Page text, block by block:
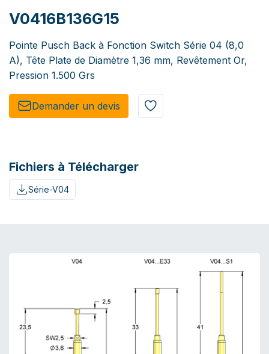
V0416B136G15
Pointe Pusch Back à Fonction Switch Série 04 (8,0
A), Tête Plate de Diamètre 1,36 mm, Revêtement Or,
Pression 1.500 Grs
Demander un de​​vis​​
Fichiers à Télécharger
Série-V04